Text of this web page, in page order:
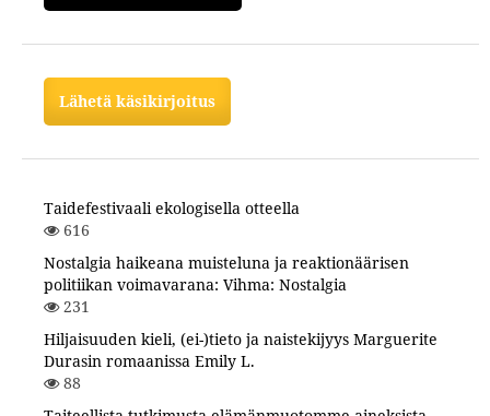
Lähetä käsikirjoitus
Taidefestivaali ekologisella otteella
616
Nostalgia haikeana muisteluna ja reaktionäärisen
politiikan voimavarana: Vihma: Nostalgia
231
Hiljaisuuden kieli, (ei-)tieto ja naistekijyys Marguerite
Durasin romaanissa Emily L.
88